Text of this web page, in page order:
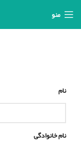
منو
نام
نام خانوادگی